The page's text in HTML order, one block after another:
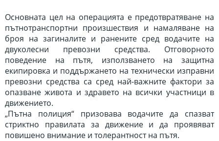
Основната цел на операцията е предотвратяване на
пътнотранспортни произшествия и намаляване на
броя на загиналите и ранените сред водачите на
двуколесни превозни средства. Отговорното
поведение на пътя, използването на защитна
екипировка и поддържането на технически изправни
превозни средства са сред най-важните фактори за
опазване живота и здравето на всички участници в
движението.
„Пътна полиция“ призовава водачите да спазват
стриктно правилата за движение и да проявяват
повишено внимание и толерантност на пътя.